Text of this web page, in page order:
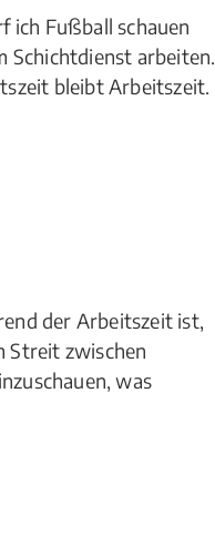
ich Fußball schauen
Schichtdienst arbeiten.
bleibt Arbeitszeit.
der Arbeitszeit ist,
Streit zwischen
was